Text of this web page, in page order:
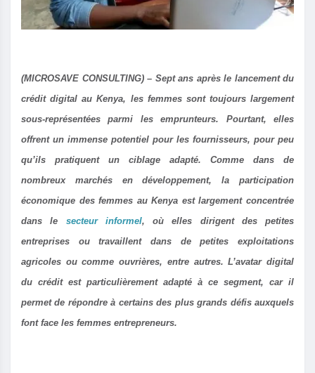
(MICROSAVE CONSULTING) – Sept ans après le lancement du
crédit digital au Kenya, les femmes sont toujours largement
sous-représentées parmi les emprunteurs. Pourtant, elles
offrent un immense potentiel pour les fournisseurs, pour peu
qu’ils pratiquent un ciblage adapté. Comme dans de
nombreux marchés en développement, la participation
économique des femmes au Kenya est largement concentrée
dans le secteur informel, où elles dirigent des petites
entreprises ou travaillent dans de petites exploitations
agricoles ou comme ouvrières, entre autres. L’avatar digital
du crédit est particulièrement adapté à ce segment, car il
permet de répondre à certains des plus grands défis auxquels
font face les femmes entrepreneurs.